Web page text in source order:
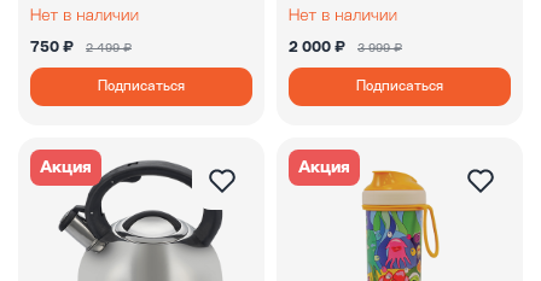
750 ₽ 2 499 ₽
Подписаться
2 000 ₽ 3 999 ₽
Подписаться
Акция Акция